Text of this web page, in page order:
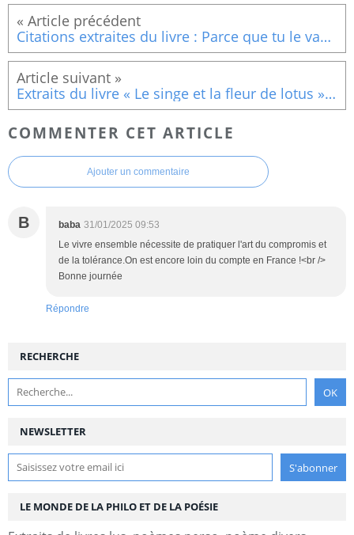
Citations extraites du livre : Parce que tu le vaux bien De Delphine AUCLAIR (La pleine conscience 2)
Extraits du livre « Le singe et la fleur de lotus » De JINPA SHERAB (L’optimisme)
COMMENTER CET ARTICLE
Ajouter un commentaire
B baba 31/01/2025 09:53
Le vivre ensemble nécessite de pratiquer l'art du compromis et
de la tolérance.On est encore loin du compte en France !<br />
Bonne journée
Répondre
NEWSLETTER
RECHERCHE
LE MONDE DE LA PHILO ET DE LA POÉSIE